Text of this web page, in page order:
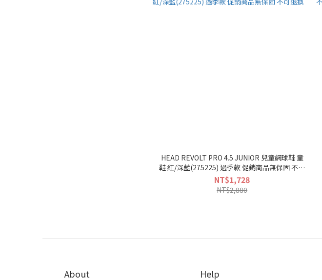
HEAD REVOLT PRO 4.5 JUNIOR 兒童網球鞋 童
鞋 紅/深藍(275225) 過季款 促銷商品無保固 不可
退換
NT$1,728
NT$2,880
About Help